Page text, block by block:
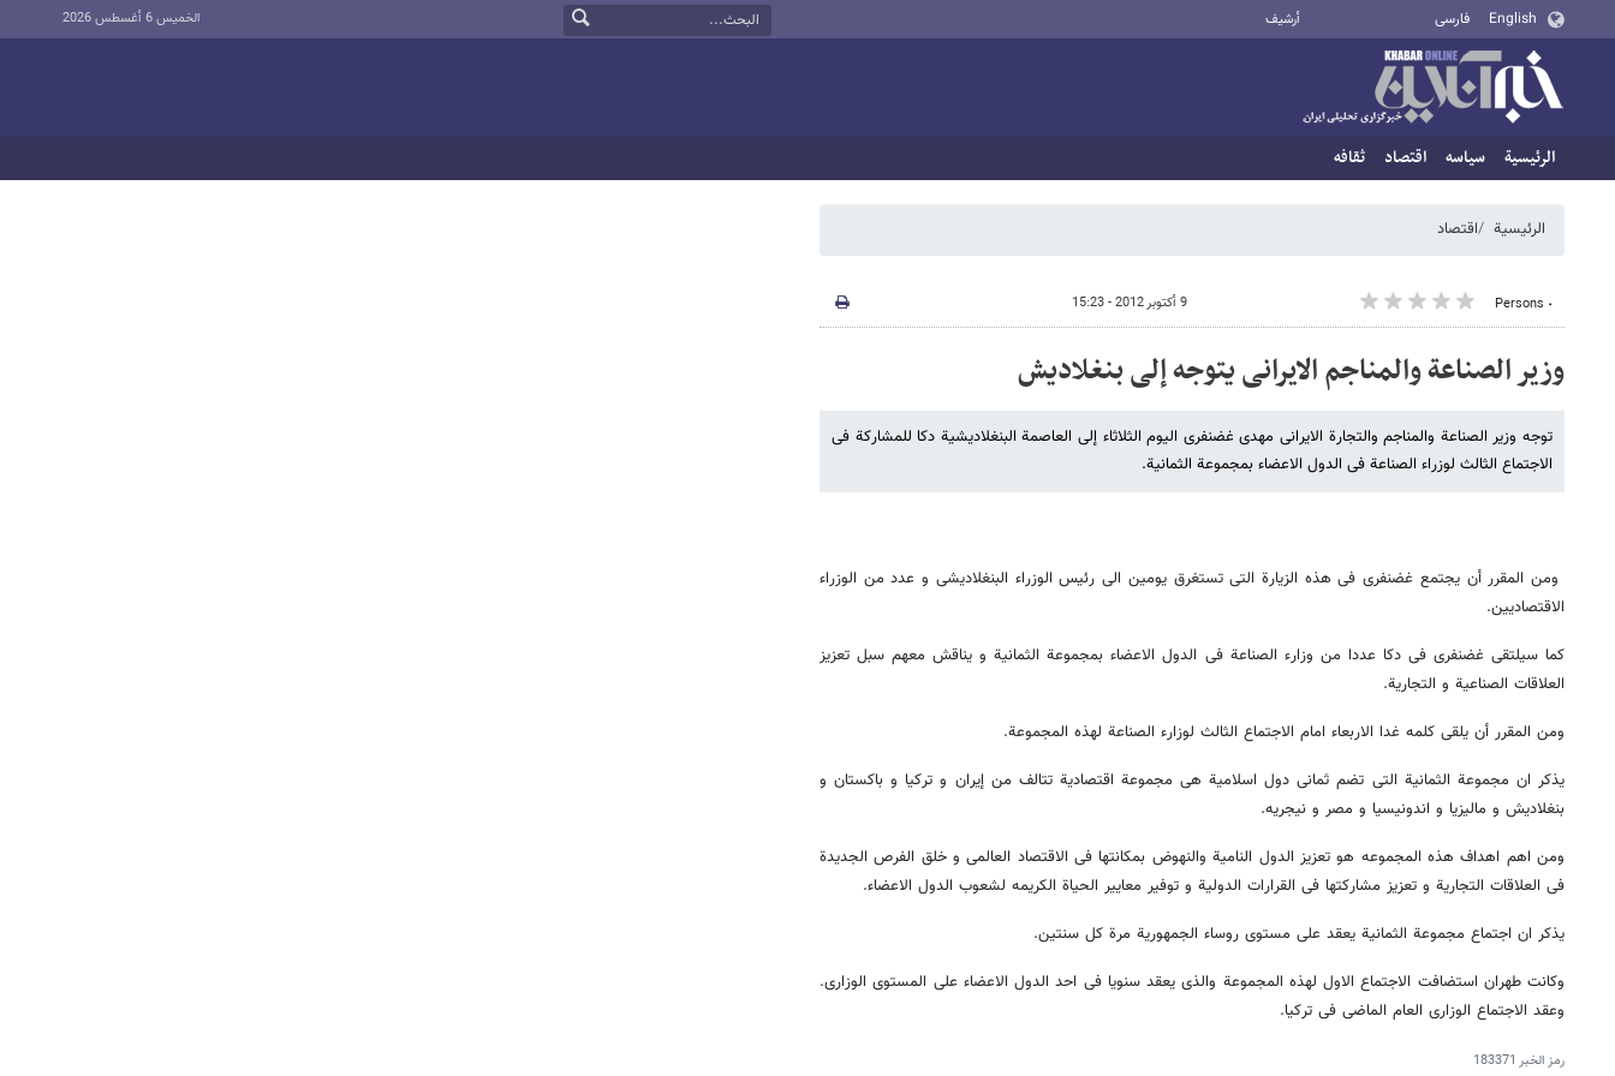
English فارسی أرشيف الخميس 6 أغسطس 2026
الرئيسية سیاسه اقتصاد ثقافه
الرئيسية اقتصاد
٠ Persons 9 أكتوبر 2012 - 15:23
وزیر الصناعة والمناجم الایرانی یتوجه إلی بنغلادیش
توجه وزیر الصناعة والمناجم والتجارة الایرانی مهدی غضنفری الیوم الثلاثاء إلی العاصمة البنغلادیشیة دکا للمشارکة فی
الاجتماع الثالث لوزراء الصناعة فی الدول الاعضاء بمجموعة الثمانیة.
ومن المقرر أن یجتمع غضنفری فی هذه الزیارة التی تستغرق یومین الی رئیس الوزراء البنغلادیشی و عدد من الوزراء
الاقتصادیین.
کما سیلتقی غضنفری فی دکا عددا من وزارء الصناعة فی الدول الاعضاء بمجموعة الثمانیة و یناقش معهم سبل تعزیز
العلاقات الصناعیة و التجاریة.
ومن المقرر أن یلقی کلمه غدا الاربعاء امام الاجتماع الثالث لوزارء الصناعة لهذه المجموعة.
یذکر ان مجموعة الثمانیة التی تضم ثمانی دول اسلامیة هی مجموعة اقتصادیة تتالف من إیران و ترکیا و باکستان و
بنغلادیش و مالیزیا و اندونیسیا و مصر و نیجریه.
ومن اهم اهداف هذه المجموعه هو تعزیز الدول النامیة والنهوض بمکانتها فی الاقتصاد العالمی و خلق الفرص الجدیدة
فی العلاقات التجاریة و تعزیز مشارکتها فی القرارات الدولیة و توفیر معاییر الحیاة الکریمه لشعوب الدول الاعضاء.
یذکر ان اجتماع مجموعة الثمانیة یعقد علی مستوی روساء الجمهوریة مرة کل سنتین.
وکانت طهران استضافت الاجتماع الاول لهذه المجموعة والذی یعقد سنویا فی احد الدول الاعضاء علی المستوی الوزاری.
وعقد الاجتماع الوزاری العام الماضی فی ترکیا.
رمز الخبر 183371